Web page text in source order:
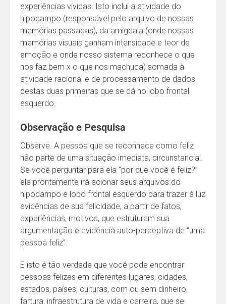
experiências vividas. Isto inclui a atividade do
hipocampo (responsável pelo arquivo de nossas
memórias passadas), da amigdala (onde nossas
memórias visuais ganham intensidade e teor de
emoção e onde nosso sistema reconhece o que
nos faz bem x o que nos machuca) somada à
atividade racional e de processamento de dados
destas duas primeiras que se dá no lobo frontal
esquerdo.
Observação e Pesquisa
Observe. A pessoa que se reconhece como feliz
não parte de uma situação imediata, circunstancial.
Se você perguntar para ela “por que você é feliz?”
ela prontamente irá acionar seus arquivos do
hipocampo e lobo frontal esquerdo para trazer à luz
evidências de sua felicidade, a partir de fatos,
experiências, motivos, que estruturam sua
argumentação e evidência auto-perceptiva de “uma
pessoa feliz”.
E isto é tão verdade que você pode encontrar
pessoas felizes em diferentes lugares, cidades,
estados, países, culturas, com ou sem dinheiro,
fartura, infraestrutura de vida e carreira, que se